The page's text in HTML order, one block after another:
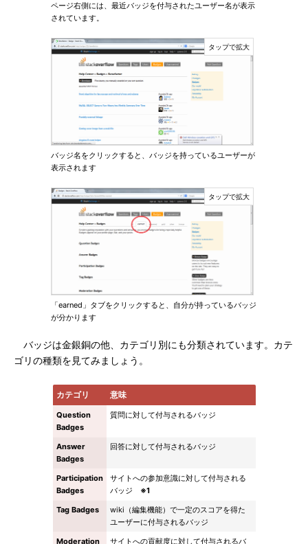
ページ右側には、最近バッジを付与されたユーザー名が表示
されています。
バッジ名をクリックすると、バッジを持っているユーザーが
表示されます
「earned」タブをクリックすると、自分が持っているバッジ
が分かります
バッジは金銀銅の他、カテゴリ別にも分類されています。カテ
ゴリの種類を見てみましょう。
カテゴリ 意味
Question
Badges
質問に対して付与されるバッジ
Answer
Badges
回答に対して付与されるバッジ
Participation
Badges
サイトへの参加意識に対して付与される
バッジ
※1
Tag Badges
wiki（編集機能）で一定のスコアを得た
ユーザーに付与されるバッジ
Moderation
サイトへの貢献度に対して付与されるバ